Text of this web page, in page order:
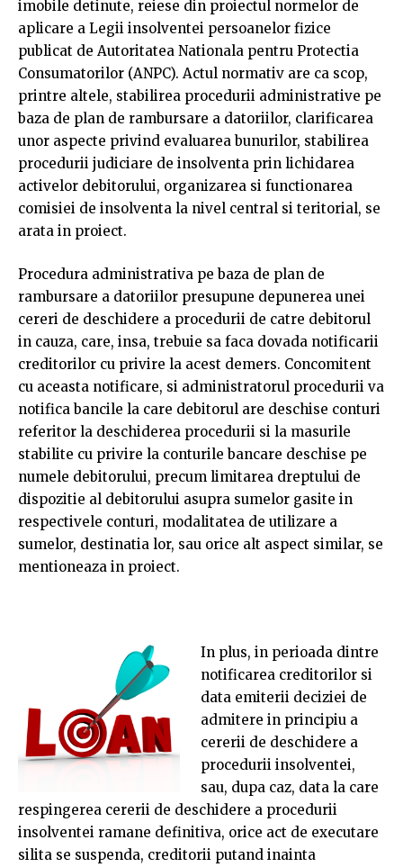
imobile detinute, reiese din proiectul normelor de
aplicare a Legii insolventei persoanelor fizice
publicat de Autoritatea Nationala pentru Protectia
Consumatorilor (ANPC). Actul normativ are ca scop,
printre altele, stabilirea procedurii administrative pe
baza de plan de rambursare a datoriilor, clarificarea
unor aspecte privind evaluarea bunurilor, stabilirea
procedurii judiciare de insolventa prin lichidarea
activelor debitorului, organizarea si functionarea
comisiei de insolventa la nivel central si teritorial, se
arata in proiect.
Procedura administrativa pe baza de plan de
rambursare a datoriilor presupune depunerea unei
cereri de deschidere a procedurii de catre debitorul
in cauza, care, insa, trebuie sa faca dovada notificarii
creditorilor cu privire la acest demers. Concomitent
cu aceasta notificare, si administratorul procedurii va
notifica bancile la care debitorul are deschise conturi
referitor la deschiderea procedurii si la masurile
stabilite cu privire la conturile bancare deschise pe
numele debitorului, precum limitarea dreptului de
dispozitie al debitorului asupra sumelor gasite in
respectivele conturi, modalitatea de utilizare a
sumelor, destinatia lor, sau orice alt aspect similar, se
mentioneaza in proiect.
In plus, in perioada dintre
notificarea creditorilor si
data emiterii deciziei de
admitere in principiu a
cererii de deschidere a
procedurii insolventei,
sau, dupa caz, data la care
respingerea cererii de deschidere a procedurii
insolventei ramane definitiva, orice act de executare
silita se suspenda, creditorii putand inainta